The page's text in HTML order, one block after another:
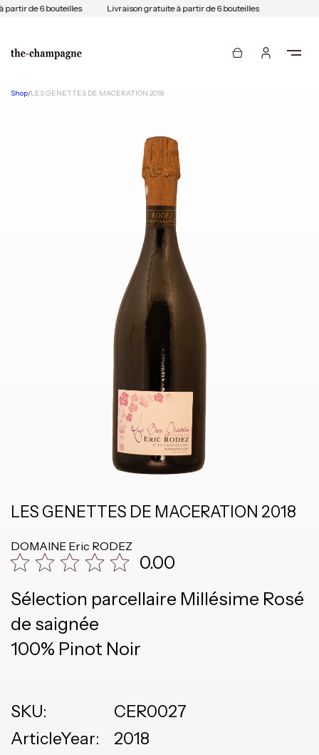
de 6 bouteilles Livraison gratuite à partir de 6 bouteilles
Shop/LES GENETTES DE MACERATION 2018
LES GENETTES DE MACERATION 2018
DOMAINE Eric RODEZ
0.00
Sélection parcellaire Millésime Rosé
de saignée
100% Pinot Noir
SKU:
CER0027
ArticleYear:
2018